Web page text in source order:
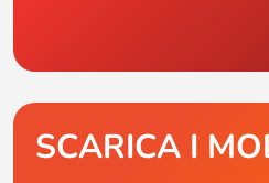
SCARICA I